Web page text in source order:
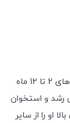
با طعم بوقلمون برای بچه گربه‌های 2 تا 12 ماه
رشد و استخوان
او را از سایر